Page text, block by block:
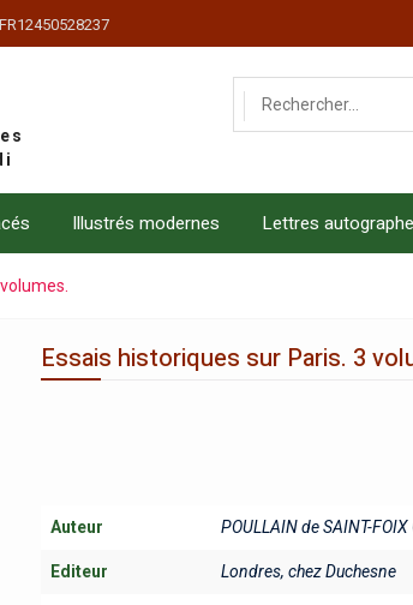
Illustrés modernes Lettres
Essais historiques sur Paris. 3
Auteur POULLAIN de SAINT-
Editeur Londres, chez Duchesne